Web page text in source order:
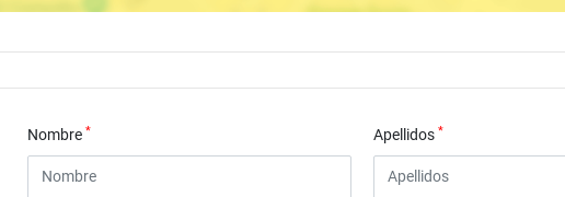
Nombre* Apellidos *